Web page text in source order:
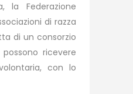
la Federazione
di razza
di un consorzio
ricevere
con lo